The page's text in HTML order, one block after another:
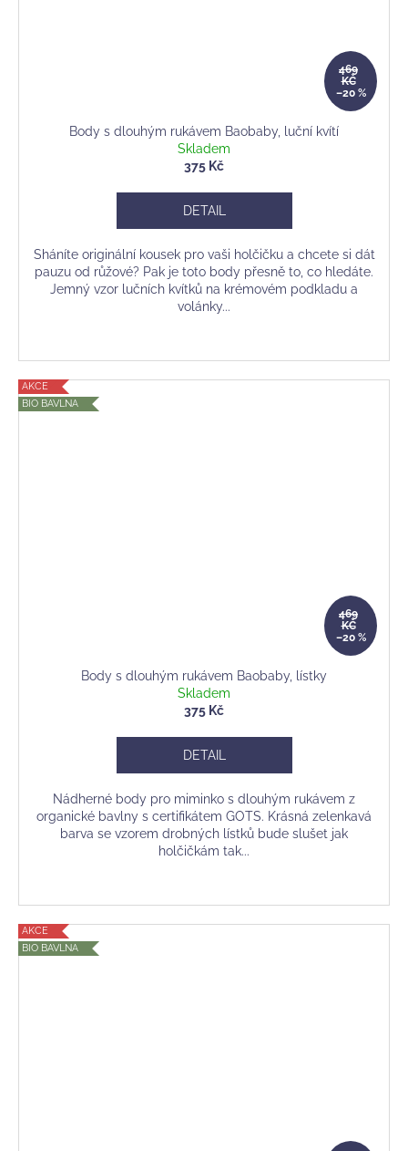
469
KČ
–20 %
Body s dlouhým rukávem Baobaby, luční kvítí
Skladem
375 Kč
DETAIL
Sháníte originální kousek pro vaši holčičku a chcete si dát
pauzu od růžové? Pak je toto body přesně to, co hledáte.
Jemný vzor lučních kvítků na krémovém podkladu a
volánky...
AKCE
BIO BAVLNA
469
KČ
–20 %
Body s dlouhým rukávem Baobaby, lístky
Skladem
375 Kč
DETAIL
Nádherné body pro miminko s dlouhým rukávem z
organické bavlny s certifikátem GOTS. Krásná zelenkavá
barva se vzorem drobných lístků bude slušet jak
holčičkám tak...
AKCE
BIO BAVLNA